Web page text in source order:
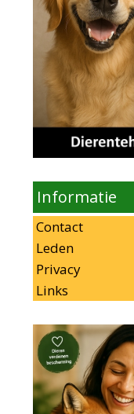
Informatie
Contact
Leden
Privacy
Links